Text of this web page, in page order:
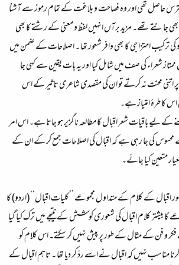
حاصل تھی اور وہ فصاحت و بلاغت کے تمام رموز سے آشنا
بھی جانتے تھے۔ مزید برآں انہیں لفظ و معنی کے رشتے کا بھی
کی ترکیب امتزاجی کا بھی وافر شعور تھا ۔ اصلاحات کے ضمن میں
شعراء کی صف میں شامل کیا اور یہ بات یقین سے کہی جا
اتنی محنت نہ کرتے تو ان کی مقصدی شاعری تاثیر کے اس
طرۂ امتیاز ہے۔
کے لیے باقیات شعر اقبال کا مطالعہ ناگزیر ہو جاتا ہے۔ اس امر
کی جا رہی ہے کہ اقبال کی اصلاحات جمع کر کے ان کے
متعین کیا جائے۔
اقبال کے کلام کے متداول مجموعے ’’کلیات اقبال‘‘ (اردو) کا
بیشتر کلام اقبال کی شعوری کوشش کے نتیجے میں ترک کیا گیا
و فن کے مثال کے طور پر پیش نہیں کر سکتے۔ اس کلام کو
مناسب نہیں کہ اقبال نے اسے ردّ کر دیا تھا ۔ تاہم اقبال کے